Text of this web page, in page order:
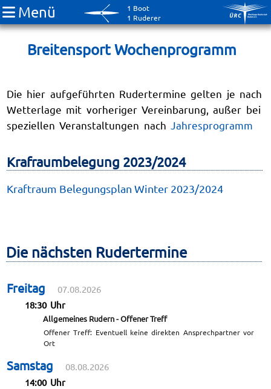
1 Boot
1 Ruderer
Breitensport Wochenprogramm
Menü
Die hier aufgeführten Rudertermine gelten je nach
Wetterlage mit vorheriger Vereinbarung, außer bei
speziellen Veranstaltungen nach
Jahresprogramm
Krafraumbelegung 2023/2024
Kraftraum Belegungsplan Winter 2023/2024
Die nächsten Rudertermine
Freitag
07.08.2026
18:30 Uhr
Allgemeines Rudern - Offener Treff
Offener Treff: Eventuell keine direkten Ansprechpartner vor
Ort
Samstag
08.08.2026
14:00 Uhr